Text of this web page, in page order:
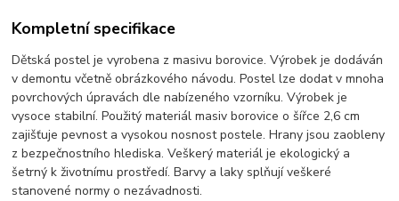
Kompletní specifikace
Dětská postel je vyrobena z masivu borovice. Výrobek je dodáván
v demontu včetně obrázkového návodu. Postel lze dodat v mnoha
povrchových úpravách dle nabízeného vzorníku. Výrobek je
vysoce stabilní. Použitý materiál masiv borovice o šířce 2,6 cm
zajišťuje pevnost a vysokou nosnost postele. Hrany jsou zaobleny
z bezpečnostního hlediska. Veškerý materiál je ekologický a
šetrný k životnímu prostředí. Barvy a laky splňují veškeré
stanovené normy o nezávadnosti.